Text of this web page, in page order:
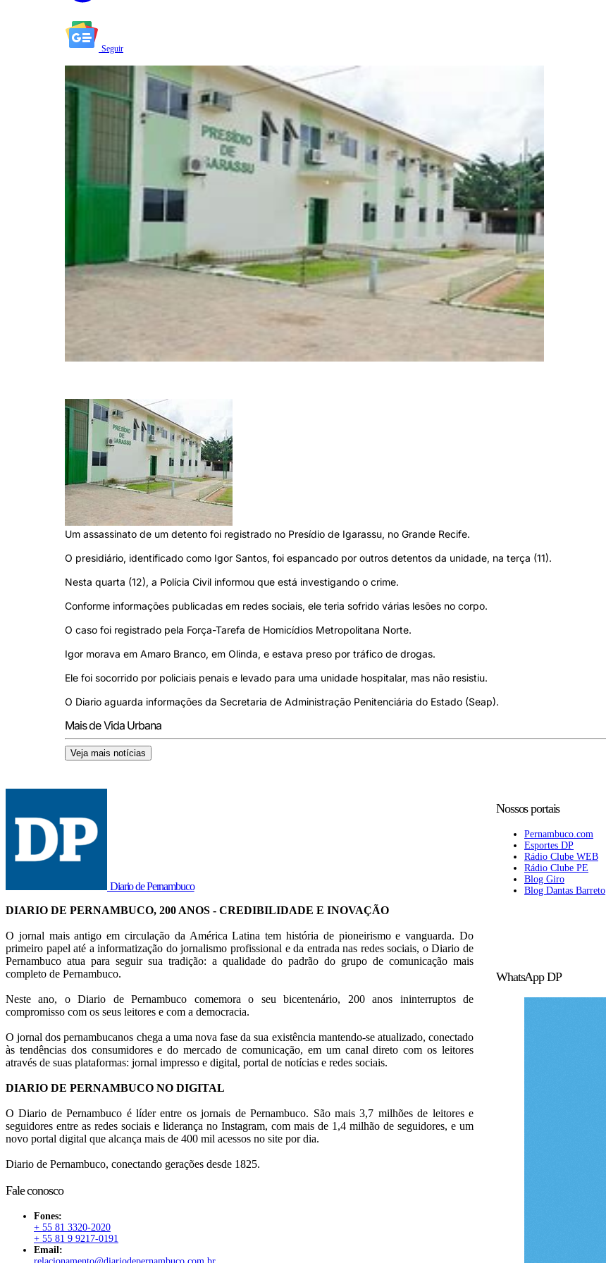
Seguir
Um assassinato de um detento foi registrado no Presídio de Igarassu, no Grande Recife.
O presidiário, identificado como Igor Santos, foi espancado por outros detentos da unidade, na terça (11).
Nesta quarta (12), a Polícia Civil informou que está investigando o crime.
Conforme informações publicadas em redes sociais, ele teria sofrido várias lesões no corpo.
O caso foi registrado pela Força-Tarefa de Homicídios Metropolitana Norte.
Igor morava em Amaro Branco, em Olinda, e estava preso por tráfico de drogas.
Ele foi socorrido por policiais penais e levado para uma unidade hospitalar, mas não resistiu.
O Diario aguarda informações da Secretaria de Administração Penitenciária do Estado (Seap).
Mais de Vida Urbana
Veja mais notícias
Diario de Pernambuco
DIARIO DE PERNAMBUCO, 200 ANOS - CREDIBILIDADE E INOVAÇÃO
O jornal mais antigo em circulação da América Latina tem história de pioneirismo e vanguarda. Do
primeiro papel até a informatização do jornalismo profissional e da entrada nas redes sociais, o Diario de
Pernambuco atua para seguir sua tradição: a qualidade do padrão do grupo de comunicação mais
completo de Pernambuco.
Neste ano, o Diario de Pernambuco comemora o seu bicentenário, 200 anos ininterruptos de
compromisso com os seus leitores e com a democracia.
O jornal dos pernambucanos chega a uma nova fase da sua existência mantendo-se atualizado, conectado
às tendências dos consumidores e do mercado de comunicação, em um canal direto com os leitores
através de suas plataformas: jornal impresso e digital, portal de notícias e redes sociais.
DIARIO DE PERNAMBUCO NO DIGITAL
O Diario de Pernambuco é líder entre os jornais de Pernambuco. São mais 3,7 milhões de leitores e
seguidores entre as redes sociais e liderança no Instagram, com mais de 1,4 milhão de seguidores, e um
novo portal digital que alcança mais de 400 mil acessos no site por dia.
Diario de Pernambuco, conectando gerações desde 1825.
Fale conosco
Fones:
+ 55 81 3320-2020
+ 55 81 9 9217-0191
Email:
Nossos portais
Pernambuco.com
Esportes DP
Rádio Clube WEB
Rádio Clube PE
Blog Giro
Blog Dantas Barreto
WhatsApp DP